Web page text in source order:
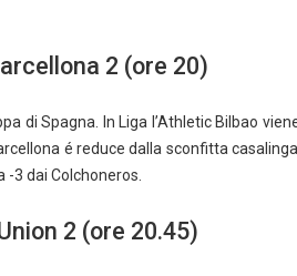
2 (ore 20)
di Spagna. In Liga l’Athletic Bilbao
é reduce dalla sconfitta
-3 dai Colchoneros.
2 (ore 20.45)